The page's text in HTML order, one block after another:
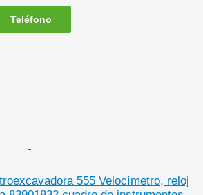
Teléfono
555 Velocímetro, reloj